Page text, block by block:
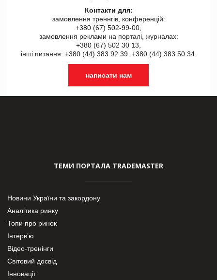
Контакти для:
замовлення треннгів, конференцій:
+380 (67) 502-99-00,
замовлення реклами на порталі, журналах:
+380 (67) 502 30 13,
інші питання: +380 (44) 383 92 39, +380 (44) 383 50 34.
написати нам
ТЕМИ ПОРТАЛА TRADEMASTER
Новини України та закордону
Аналітика ринку
Топи про ринок
Інтерв’ю
Відео-тренінги
Світовий досвід
Інновації